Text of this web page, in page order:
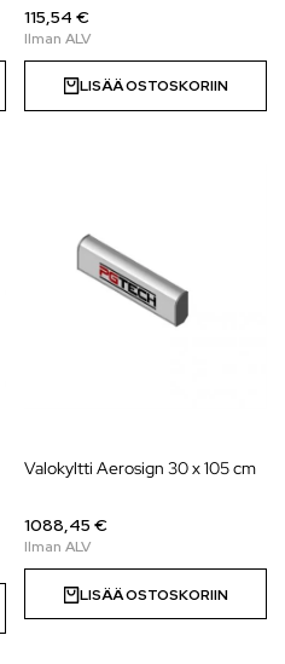
115,54 €
LISÄÄ OSTOSKORIIN
Valokyltti Aerosign 30 x 105 cm
1088,45 €
LISÄÄ OSTOSKORIIN